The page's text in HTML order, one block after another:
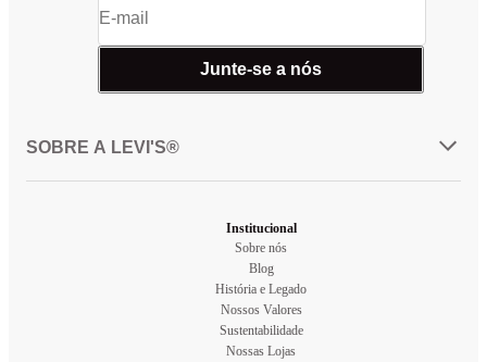
Junte-se a nós
SOBRE A LEVI'S®
Institucional
Sobre nós
Blog
História e Legado
Nossos Valores
Sustentabilidade
Nossas Lojas